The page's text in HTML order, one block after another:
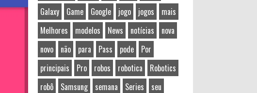
Galaxy
Game Google jogo jogos
mais
Melhores
modelos News notícias
nova
novo
não para Pass pode
Por
principais
Pro robos robotica
Robotics
robô
Samsung semana Series
seu